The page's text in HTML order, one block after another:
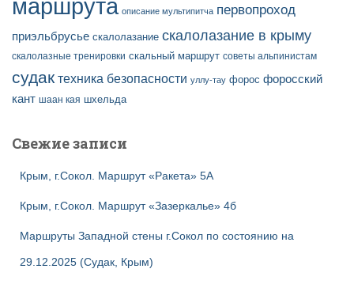
маршрута описание мультипитча первопроход
приэльбрусье скалолазание скалолазание в крыму
скалолазные тренировки скальный маршрут советы альпинистам
судак техника безопасности уллу-тау форос форосский
кант шаан кая шхельда
Свежие записи
Крым, г.Сокол. Маршрут «Ракета» 5А
Крым, г.Сокол. Маршрут «Зазеркалье» 4б
Маршруты Западной стены г.Сокол по состоянию на
29.12.2025 (Судак, Крым)